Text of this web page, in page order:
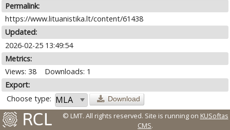
Permalink:
https://www.lituanistika.lt/content/61438
Updated:
2026-02-25 13:49:54
Metrics:
Views: 38
Downloads: 1
Export:
Choose type:
Download
© LMT. All rights reserved. Site is running on KUSoftas
CMS.